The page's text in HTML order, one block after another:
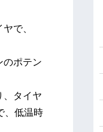
で、
のポテン
、タイヤ
、低温時